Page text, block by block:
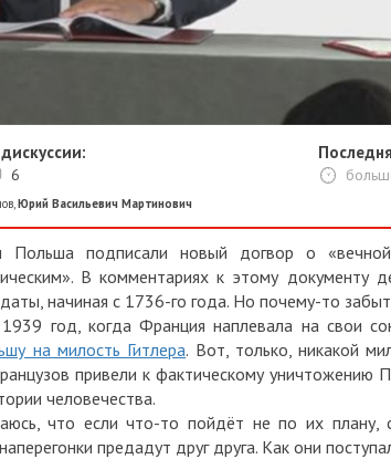
6
Юрий Васильевич Мартинович
Польша подписали новый догвор о
В комментариях к этому документу
начиная с 1736-го года. Но почему-то
год, когда Франция наплевала на свои
на милость Гитлера. Вот, только, никакой
привели к фактическому
человечества.
что если что-то пойдёт не по их плану,
предадут друг друга. Как они